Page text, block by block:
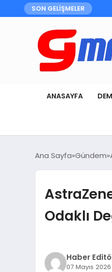
SON GELİŞMELER
ANASAYFA
Ana Sayfa Gündem
Odaklı
Haber
07 Mayıs 2026